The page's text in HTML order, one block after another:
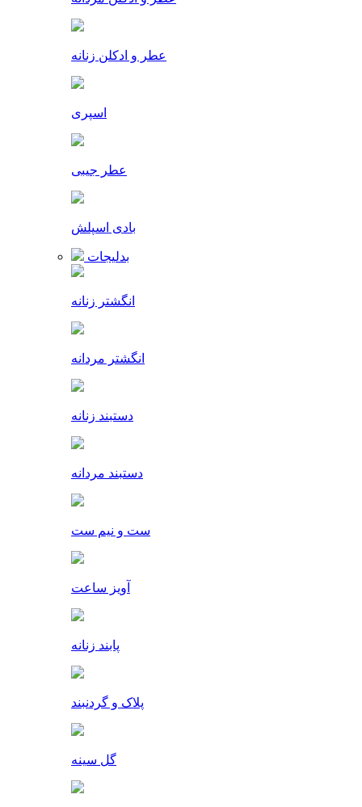
عطر و ادکلن زنانه
اسپری
عطر جیبی
بادی اسپلش
بدلیجات
انگشتر زنانه
انگشتر مردانه
دستبند زنانه
دستبند مردانه
ست و نیم ست
آویز ساعت
پابند زنانه
پلاک و گردنبند
گل سینه